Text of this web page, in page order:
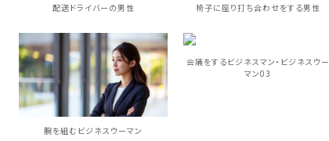
配送ドライバーの男性 椅子に座り打ち合わせをする男性
腕を組むビジネスウーマン
会議をするビジネスマン・ビジネスウー
マン03